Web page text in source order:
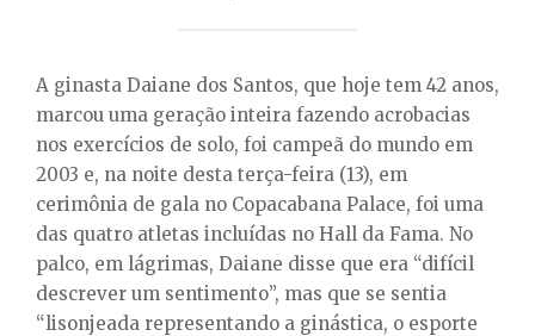
A ginasta Daiane dos Santos, que hoje tem 42 anos,
marcou uma geração inteira fazendo acrobacias
nos exercícios de solo, foi campeã do mundo em
2003 e, na noite desta terça-feira (13), em
cerimônia de gala no Copacabana Palace, foi uma
das quatro atletas incluídas no Hall da Fama. No
palco, em lágrimas, Daiane disse que era “difícil
descrever um sentimento”, mas que se sentia
“lisonjeada representando a ginástica, o esporte